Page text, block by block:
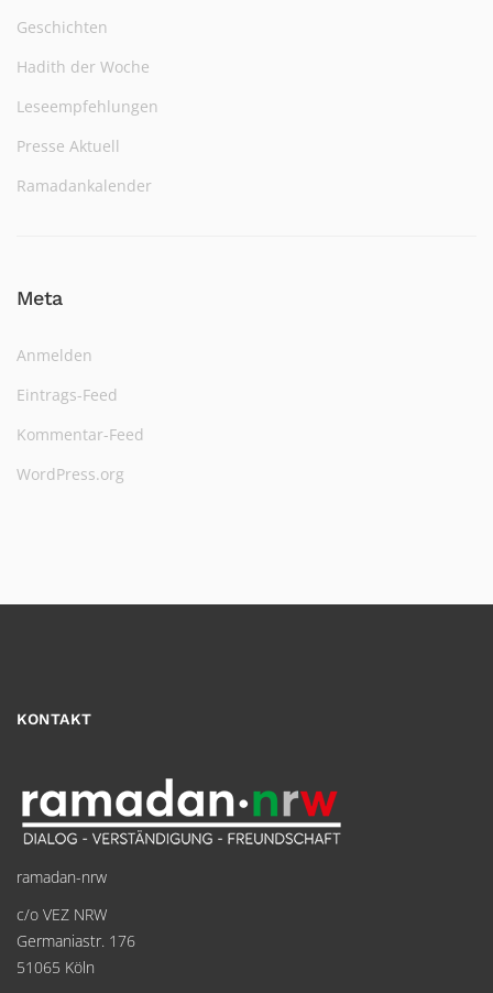
Geschichten
Hadith der Woche
Leseempfehlungen
Presse Aktuell
Ramadankalender
Meta
Anmelden
Eintrags-Feed
Kommentar-Feed
WordPress.org
KONTAKT
ramadan-nrw
c/o VEZ NRW
Germaniastr. 176
51065 Köln